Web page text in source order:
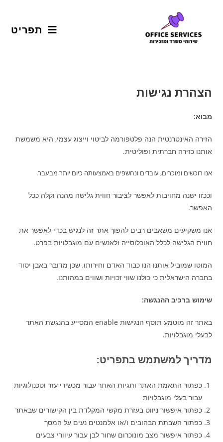
תפריט
הצהרת נגישות
מבוא:
הזירה האינטרנטית הנה פלטפורמה לביטוי וייצוג עצמי, היא משמשת
אותנו כזירה חברתית ופוליטית.
אנו רוכשים ומוכרים, עובדים ונחשפים באמצעותה כיום יותר מבעבר.
וככזו ישנה מחויבות לאפשר לציבור חווית גלישה מהנה וקלה ככל
האפשר.
אנו משקיעים משאבים רבים להפוך אתר זה לנגיש בכדי לאפשר את
חווית הגלישה לכלל האוכלוסייה ולאנשים עם מוגבלויות בפרט.
המוטו שמוביל אותנו הנו כבוד האדם וחירותו, שכן מדובר באבן יסוד
בחברה הישראלית כי כולנו שווי זכויות ושווים במהותנו.
שימוש ברכיב ההנגשה:
באתר זה מוטמע תוסף הנגישות enable המסייע בהנגשת האתר
לבעלי מוגבלויות.
מדריך למשתמש בתפריט:
כפתור התאמת האתר ותגיות האתר עבור מכשירי עזר וטכנולוגיות
עבור בעלי מוגבלויות
כפתור איפשור ניווט בעזרת מקשי המקלדת בין הקישורים שבאתר
כפתור השבתת הבהובים ו/או אלמנטים נעים על המסך
כפתור איפשור מצב מונוכרום שחור לבן עבור עיוורי צבעים